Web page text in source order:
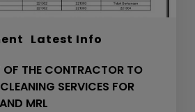
Latest Info
THE CONTRACTOR TO
SERVICES FOR
MRL